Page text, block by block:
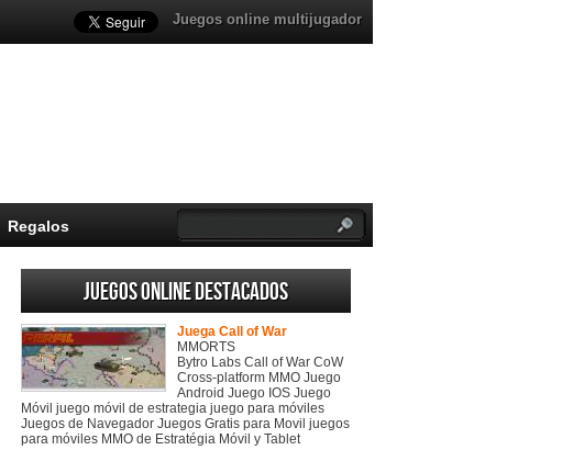
Juegos online multijugador
Regalos
Juegos online destacados
Juega Call of War
MMORTS
Bytro Labs Call of War CoW
Cross-platform MMO Juego
Android Juego IOS Juego
Móvil juego móvil de estrategia juego para móviles
Juegos de Navegador Juegos Gratis para Movil juegos
para móviles MMO de Estratégia Móvil y Tablet